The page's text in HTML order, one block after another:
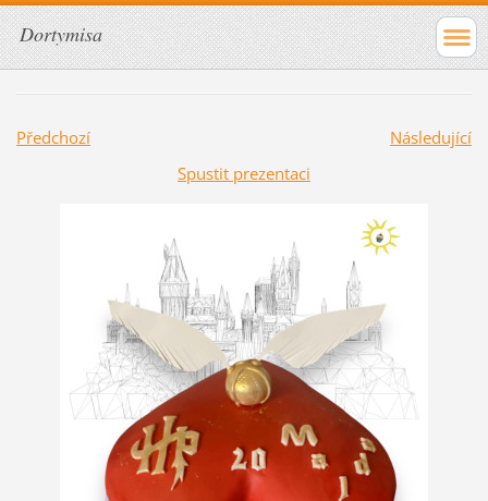
Dortymisa
Předchozí
Následující
Spustit prezentaci